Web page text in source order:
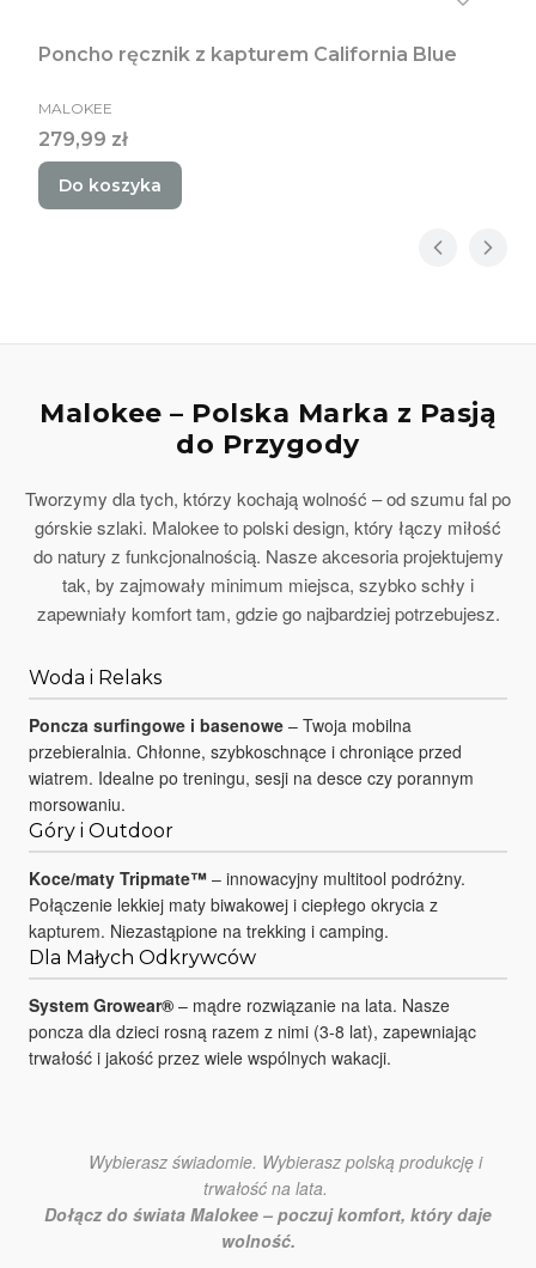
Poncho ręcznik z kapturem California Blue
PRODUCENT
MALOKEE
Cena
279,99 zł
Do koszyka
Malokee – Polska Marka z Pasją
do Przygody
Tworzymy dla tych, którzy kochają wolność – od szumu fal po
górskie szlaki. Malokee to polski design, który łączy miłość
do natury z funkcjonalnością. Nasze akcesoria projektujemy
tak, by zajmowały minimum miejsca, szybko schły i
zapewniały komfort tam, gdzie go najbardziej potrzebujesz.
Woda i Relaks
Poncza surfingowe i basenowe – Twoja mobilna
przebieralnia. Chłonne, szybkoschnące i chroniące przed
wiatrem. Idealne po treningu, sesji na desce czy porannym
morsowaniu.
Góry i Outdoor
Koce/maty Tripmate™ – innowacyjny multitool podróżny.
Połączenie lekkiej maty biwakowej i ciepłego okrycia z
kapturem. Niezastąpione na trekking i camping.
Dla Małych Odkrywców
System Growear® – mądre rozwiązanie na lata. Nasze
poncza dla dzieci rosną razem z nimi (3-8 lat), zapewniając
trwałość i jakość przez wiele wspólnych wakacji.
Wybierasz świadomie. Wybierasz polską produkcję i
trwałość na lata.
Dołącz do świata Malokee – poczuj komfort, który daje
wolność.